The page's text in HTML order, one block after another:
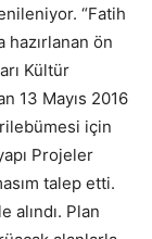
“Fatih
hazırlanan ön
Kültür
13 Mayıs 2016
için
Projeler
talep etti.
alındı. Plan